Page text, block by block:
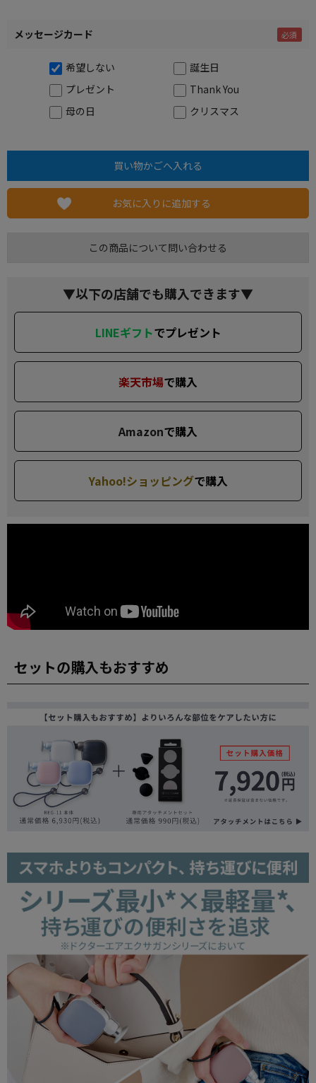
メッセージカード
希望しない
誕生日
プレゼント
Thank You
母の日
クリスマス
お気に入りに追加する
この商品について問い合わせる
▼以下の店舗でも購入できます▼
LINEギフトでプレゼント
楽天市場で購入
Amazonで購入
Yahoo!ショッピングで購入
セットの購入もおすすめ